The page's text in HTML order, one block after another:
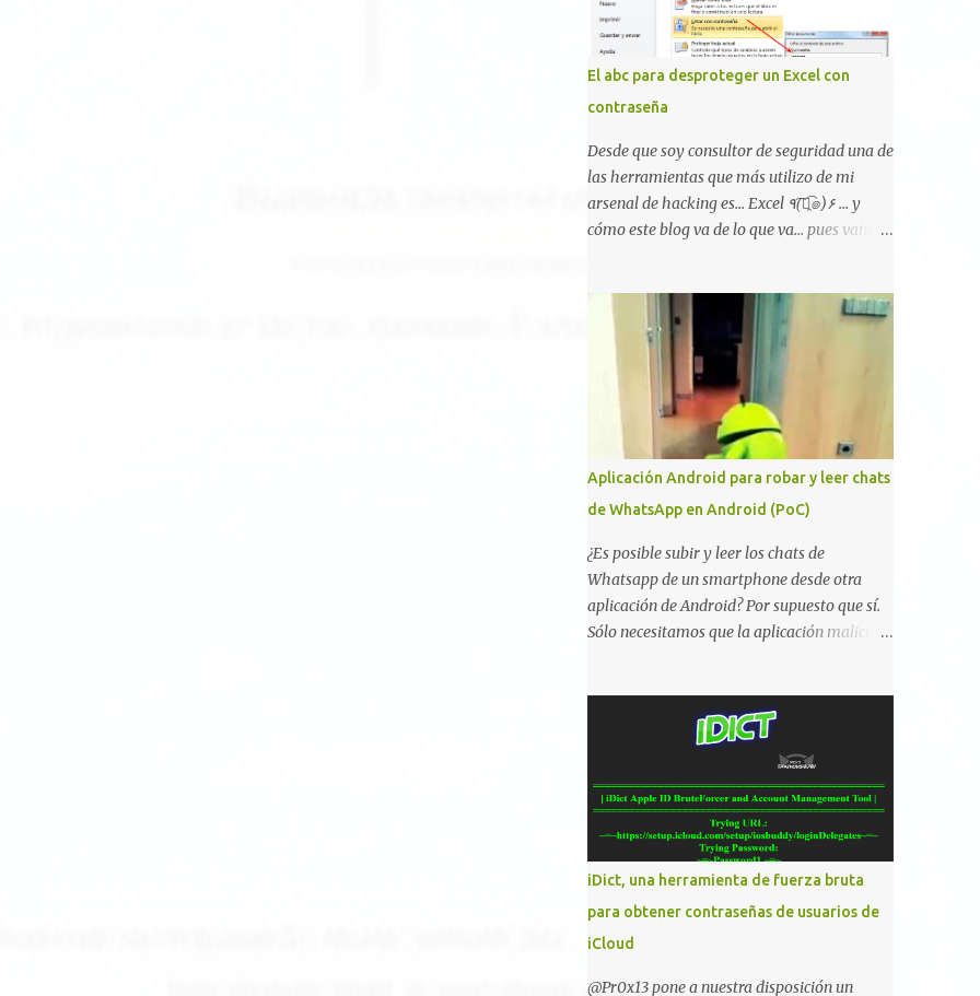
En el sitio se asegura de que Lista de
Hackers, con identidades desconocidas, fue
creada para un "uso legal y ético", y sin
embargo existen propuestas de dudosa ética
como para entrar en cuentas de Gmail o
WhatsApp, comprometer bases de datos o
cambiar notas de cursos. La Lista de
Hackers, que atrajo la atención mundial
después de un informe publicado en The
recibe ofertas para prestar el servicio y la
garantía de los promotores del sitio de que
el demandado cumple con ...
El abc para desproteger un Excel con
contraseña
Desde que soy consultor de seguridad una de
las herramientas que más utilizo de mi
arsenal de hacking es... Excel ٩(͡๏̯͡๏)۶ ... y
cómo este blog va de lo que va... pues vamos
nuestras hojas de cálculo favoritas. Cifrar
con contraseña Algo muy común es proteger
el acceso total al fichero con una contraseña:
Aplicación Android para robar y leer chats
de WhatsApp en Android (PoC)
¿Es posible subir y leer los chats de
Whatsapp de un smartphone desde otra
aplicación de Android? Por supuesto que sí.
Sólo necesitamos que la aplicación maliciosa
(android.permission.READ_EXTERNAL_STO
RAGE). Hace unos meses se publicó en
algunos foros una guía paso a paso para
montar nuestro propio Whatsapp Stealer y
ahora Bas Bosschert ha publicado una PoC
con unas pocas modificaciones. Para
empezar con la prueba de concepto ( y ojo
que digo PoC que nos conocemos ;) )
tenemos que publicar en nuestro webserver
un php para subir las bases de datos de
iDict, una herramienta de fuerza bruta
para obtener contraseñas de usuarios de
iCloud
@Pr0x13 pone a nuestra disposición un